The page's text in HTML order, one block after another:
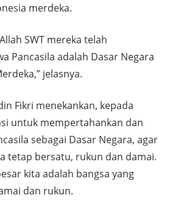
merdeka.
SWT mereka telah
Pancasila adalah Dasar Negara
jelasnya.
Fikri menekankan, kepada
untuk mempertahankan dan
sebagai Dasar Negara, agar
tetap bersatu, rukun dan damai.
kita adalah bangsa yang
dan rukun.